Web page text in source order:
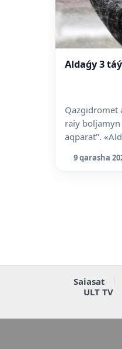
Aldaǵy 3
Qazgidromet
raiy
aqparat".
9 qarasha
Saiasat
ULT TV